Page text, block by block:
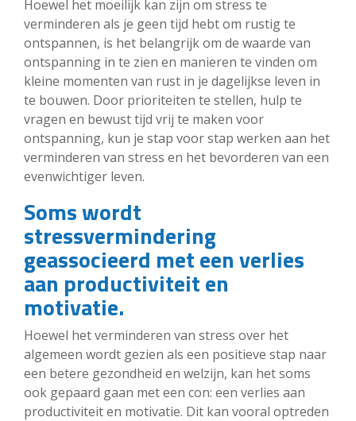
Hoewel het moeilijk kan zijn om stress te
verminderen als je geen tijd hebt om rustig te
ontspannen, is het belangrijk om de waarde van
ontspanning in te zien en manieren te vinden om
kleine momenten van rust in je dagelijkse leven in
te bouwen. Door prioriteiten te stellen, hulp te
vragen en bewust tijd vrij te maken voor
ontspanning, kun je stap voor stap werken aan het
verminderen van stress en het bevorderen van een
evenwichtiger leven.
Soms wordt
stressvermindering
geassocieerd met een verlies
aan productiviteit en
motivatie.
Hoewel het verminderen van stress over het
algemeen wordt gezien als een positieve stap naar
een betere gezondheid en welzijn, kan het soms
ook gepaard gaan met een con: een verlies aan
productiviteit en motivatie. Dit kan vooral optreden